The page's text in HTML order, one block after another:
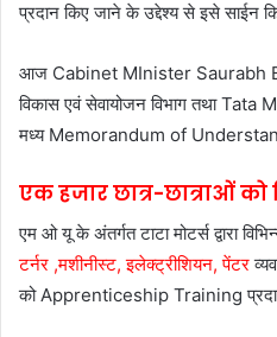
प्रदान किए जाने के उद्देश्य से इसे साईन
आज Cabinet MInister Saurabh
विकास एवं सेवायोजन विभाग तथा
मध्य Memorandum of
एक हजार छात्र-छात्राओं
एम ओ यू के अंतर्गत टाटा मोटर्स द्वारा
टर्नर ,मशीनीस्ट, इलेक्ट्रीशियन, पेंटर
को Apprenticeship Training